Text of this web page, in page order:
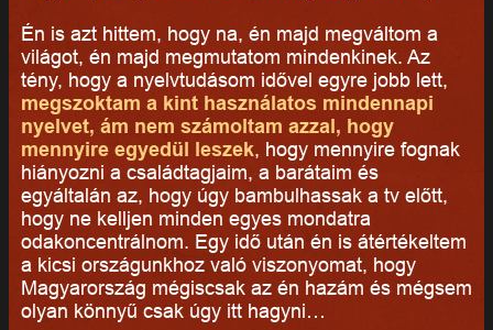
Én is azt hittem, hogy na, én majd megváltom a
világot, én majd megmutatom mindenkinek. Az
tény, hogy a nyelvtudásom idővel egyre jobb lett,
megszoktam a kint használatos mindennapi
nyelvet, ám nem számoltam azzal, hogy
mennyire egyedül leszek, hogy mennyire fognak
hiányozni a családtagjaim, a barátaim és
egyáltalán az, hogy úgy bambulhassak a tv előtt,
hogy ne kelljen minden egyes mondatra
odakoncentrálnom. Egy idő után én is átértékeltem
a kicsi országunkhoz való viszonyomat, hogy
Magyarország mégiscsak az én hazám és mégsem
olyan könnyű csak úgy itt hagyni…